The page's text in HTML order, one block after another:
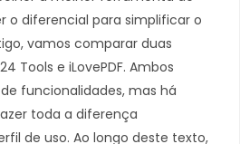
o diferencial para simplificar o
vamos comparar duas
Tools e iLovePDF. Ambos
funcionalidades, mas há
toda a diferença
de uso. Ao longo deste texto,